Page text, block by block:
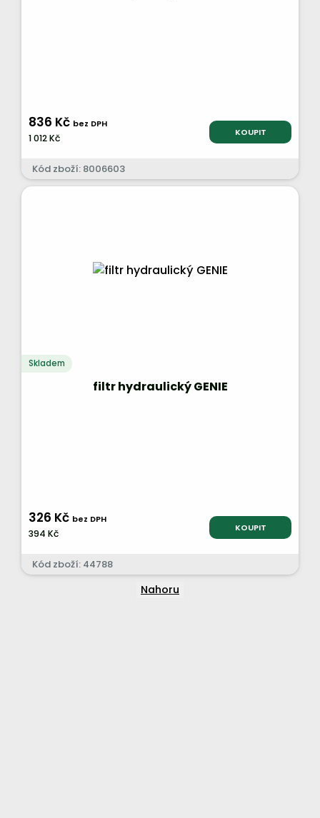
836 Kč bez DPH
1 012 Kč KOUPIT
Kód zboží: 8006603
Skladem
filtr hydraulický GENIE
326 Kč bez DPH
394 Kč KOUPIT
Kód zboží: 44788
Nahoru